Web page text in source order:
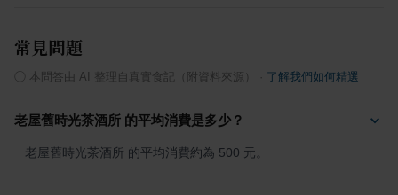
常見問題
本問答由 AI 整理自真實食記（附資料來源） 了解我們如何精選
老屋舊時光茶酒所 的平均消費是多少？
老屋舊時光茶酒所 的平均消費約為 500 元。